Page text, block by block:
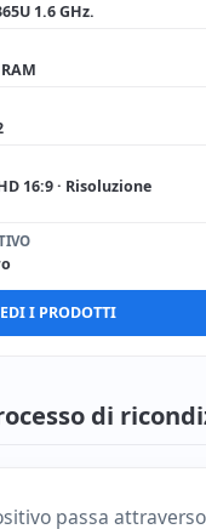
1.6 GHz.
16:9 · Risoluzione
I PRODOTTI
di
passa